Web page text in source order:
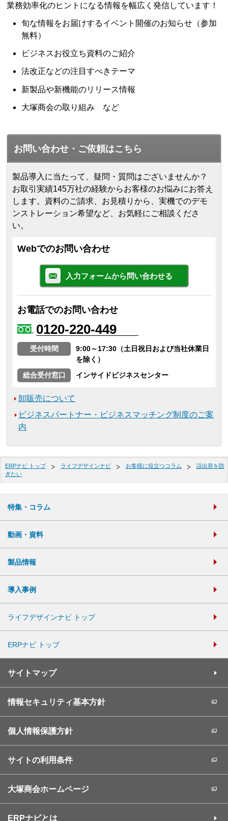
業務効率化のヒントになる情報を幅広く発信しています！
旬な情報をお届けするイベント開催のお知らせ（参加
無料）
ビジネスお役立ち資料のご紹介
法改正などの注目すべきテーマ
新製品や新機能のリリース情報
大塚商会の取り組み など
お問い合わせ・ご依頼はこちら
製品導入に当たって、疑問・質問はございませんか？
お取引実績145万社の経験からお客様のお悩みにお答え
します。 資料のご請求、お見積りから、実機でのデモ
ンストレーション希望など、お気軽にご相談くださ
い。
Webでのお問い合わせ
入力フォームから問い合わせる
お電話でのお問い合わせ
0120-220-449
受付時間
9:00～17:30（土日祝日および当社休業日
を除く）
総合受付窓口
インサイドビジネスセンター
卸販売について
ビジネスパートナー・ビジネスマッチング制度のご案
内
ERPナビ トップ ライフデザインナビ お客様に役立つコラム
誤出荷を防
ぎたい
特集・コラム
動画・資料
製品情報
導入事例
ライフデザインナビ トップ
ERPナビ トップ
サイトマップ
情報セキュリティ基本方針
個人情報保護方針
サイトの利用条件
大塚商会ホームページ
ERPナビとは